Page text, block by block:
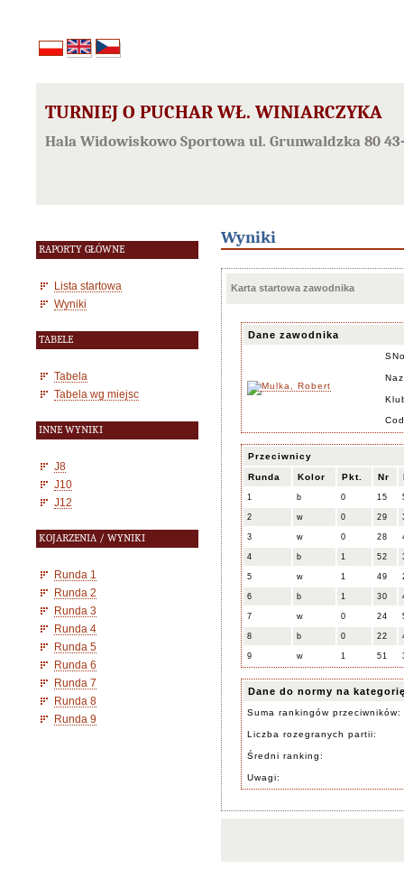
TURNIEJ O PUCHAR WŁ. WINIARCZYKA
Hala Widowiskowo Sportowa ul. Grunwaldzka 80
RAPORTY GŁÓWNE
Lista startowa
Wyniki
TABELE
Tabela
Tabela wg miejsc
INNE WYNIKI
J8
J10
J12
KOJARZENIA / WYNIKI
Runda 1
Runda 2
Runda 3
Runda 4
Runda 5
Runda 6
Runda 7
Runda 8
Runda 9
Wyniki
Karta startowa zawodnika
Dane zawodnika
Przeciwnicy
Runda Kolor Pkt. Nr
1 b 0 15
2 w 0 29
3 w 0 28
4 b 1 52
5 w 1 49
6 b 1 30
7 w 0 24
8 b 0 22
9 w 1 51
Dane do normy na
Suma rankingów przeciwników:
Liczba rozegranych partii:
Średni ranking:
Uwagi: